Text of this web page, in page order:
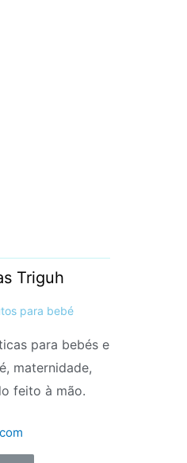
Triguh
para bebé
para bebés e
maternidade,
feito à mão.